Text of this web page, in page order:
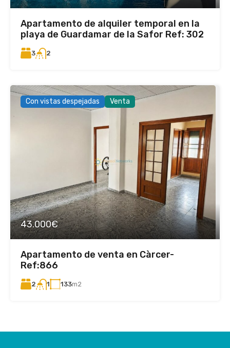
Apartamento de alquiler temporal en la
playa de Guardamar de la Safor Ref: 302
3 2
Con vistas despejadas Venta
43.000€
Apartamento de venta en Càrcer-
Ref:866
2 1 133m2